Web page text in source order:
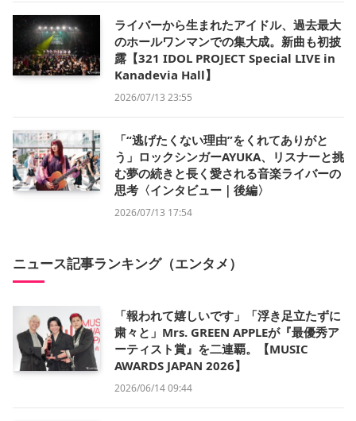
ライバーから生まれたアイドル、過去最大
のホールワンマンでの集大成。新曲も初披
露【321 IDOL PROJECT Special LIVE in
Kanadevia Hall】
2026/07/13 23:55
「“逃げたくない理由”をくれてありがと
う」ロックシンガーAYUKA、リスナーと挑
む夢の続きと長く愛される音楽ライバーの
思考〈インタビュー｜後編〉
2026/07/13 17:54
ニュース記事ランキング（エンタメ）
「報われて嬉しいです」「浮き足立たずに
粛々と」Mrs. GREEN APPLEが『最優秀ア
ーティスト賞』を二連覇。【MUSIC
AWARDS JAPAN 2026】
2026/06/14 09:44